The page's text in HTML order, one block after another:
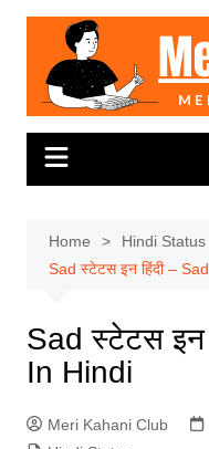
Skip
content
Home
Hindi Status
Sad स्टेटस इन हिंदी –
Sad स्टेटस इन
In Hindi
Meri Kahani Club